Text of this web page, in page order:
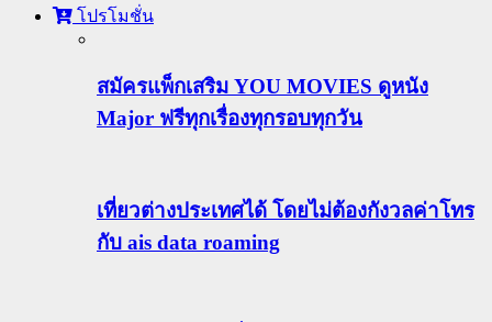
โปรโมชั่น
สมัครแพ็กเสริม YOU MOVIES ดูหนัง
Major ฟรีทุกเรื่องทุกรอบทุกวัน
เที่ยวต่างประเทศได้ โดยไม่ต้องกังวลค่าโทร
กับ ais data roaming